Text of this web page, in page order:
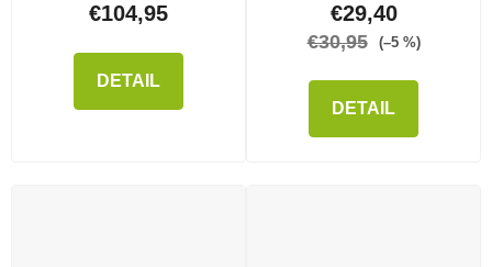
€104,95
DETAIL
€29,40
€30,95 (–5 %)
DETAIL